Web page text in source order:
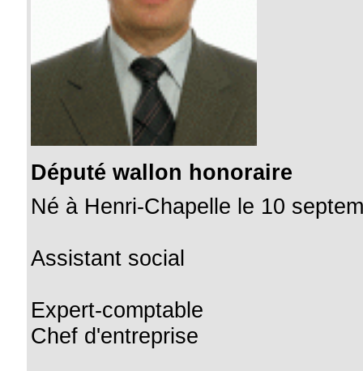
Député wallon honoraire
Né à Henri-Chapelle le 10
Assistant social
Expert-comptable
Chef d'entreprise